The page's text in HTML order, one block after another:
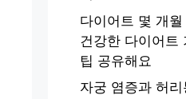
다이어트 몇 개월
건강한 다이어트
팁 공유해요
자궁 염증과 허